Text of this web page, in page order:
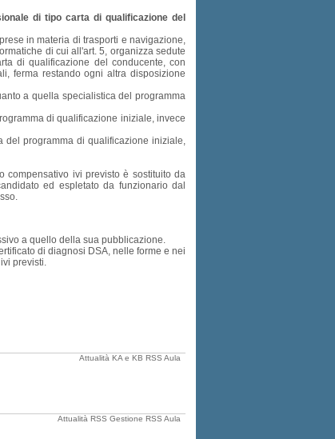
di tipo carta di qualificazione del
in materia di trasporti e navigazione,
di cui all'art. 5, organizza sedute
di qualificazione del conducente, con
ferma restando ogni altra disposizione
a quella specialistica del programma
di qualificazione iniziale, invece
del programma di qualificazione iniziale,
compensativo ivi previsto è sostituito da
ed espletato da funzionario dal
a quello della sua pubblicazione.
di diagnosi DSA, nelle forme e nei
previsti.
Attualità KA e KB RSS Aula
Attualità RSS Gestione RSS Aula